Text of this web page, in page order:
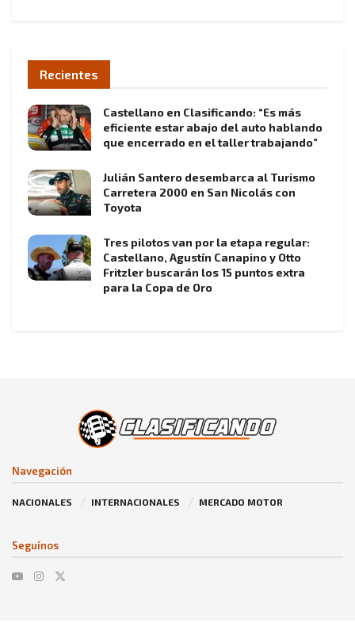
Recientes
Castellano en Clasificando: “Es más
eficiente estar abajo del auto hablando
que encerrado en el taller trabajando”
Julián Santero desembarca al Turismo
Carretera 2000 en San Nicolás con
Toyota
Tres pilotos van por la etapa regular:
Castellano, Agustín Canapino y Otto
Fritzler buscarán los 15 puntos extra
para la Copa de Oro
Navegación
NACIONALES INTERNACIONALES MERCADO MOTOR
Seguínos